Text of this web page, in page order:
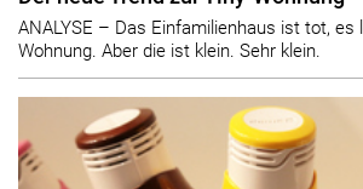
ANALYSE – Das Einfamilienhaus ist tot, es
Wohnung. Aber die ist klein. Sehr klein.